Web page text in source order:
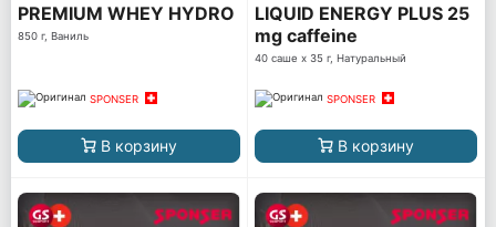
PREMIUM WHEY HYDRO
850 г, Ваниль
SPONSER
В корзину
LIQUID ENERGY PLUS 25
mg caffeine
40 саше x 35 г, Натуральный
SPONSER
В корзину